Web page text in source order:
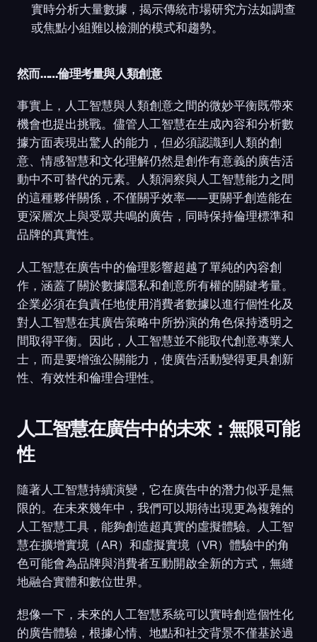
實時分析大量數據，揭示傳統市場研究方法如調查
或焦點小組難以檢測的模式和趨勢。
然而……倫理考量與人類創意
事實上，人工智慧與人類創意之間的微妙平衡既帶來
機會也提出挑戰。儘管人工智慧在生成內容和分析數
據方面表現出驚人的能力，但必須認識到人類的創
意、情感智慧和文化理解仍然是創作有意義的廣告活
動中不可替代的元素。人類洞察與人工智慧能力之間
的這種夥伴關係，不僅關乎效率——更關乎創造能在
更深層次上與受眾共鳴的廣告，同時保持倫理標準和
品牌的真實性。
人工智慧在廣告中的倫理影響超越了單純的內容創
作，涵蓋了關於數據隱私和創意所有權的關鍵考量。
企業必須在負責任地使用消費者數據以進行個性化及
對人工智慧在其廣告策略中所扮演的角色保持透明之
間取得平衡。因此，人工智慧並不能取代創意專業人
士，而是要增強公關能力，使廣告活動變得更具創新
性、有效性和倫理合理性。
人工智慧在廣告中的未來：無限可能
性
隨著人工智慧持續演變，它在廣告中的潛力似乎是無
限的。在未來幾年中，我們可以期待出現更為複雜的
人工智慧工具，能夠創造超真實的虛擬體驗。人工智
慧在擴增實境（AR）和虛擬實境（VR）體驗中的角
色可能會為品牌與消費者互動開啟全新的方式，無縫
地融合實體和數位世界。
想像一下，未來的人工智慧系統可以實時創造個性化
的廣告體驗，根據心情、地點和社交背景不僅基於過